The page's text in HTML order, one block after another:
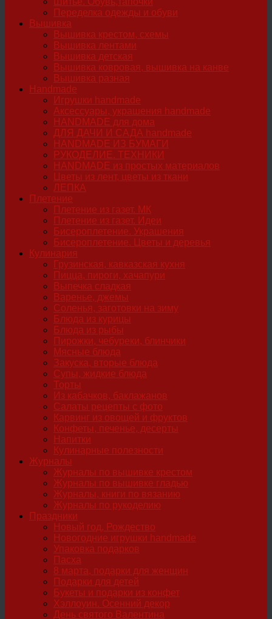
Переделка одежды и обуви
Вышивка
Вышивка крестом, схемы
Вышивка лентами
Вышивка детская
Вышивка ковровая, вышивка на канве
Вышивка разная
Handmade
Игрушки handmade
Аксессуары, украшения handmade
HANDMADE для дома
ДЛЯ ДАЧИ И САДА handmade
HANDMADE ИЗ БУМАГИ
РУКОДЕЛИЕ. ТЕХНИКИ
HANDMADE из простых материалов
Цветы из лент, цветы из ткани
ЛЕПКА
Плетение
Плетение из газет. МК
Плетение из газет. Идеи
Бисероплетение. Украшения
Бисероплетение. Цветы и деревья
Кулинария
Грузинская, кавказская кухня
Пицца, пироги, хачапури
Выпечка сладкая
Варенье, джемы
Соленья, заготовки на зиму
Блюда из курицы
Блюда из рыбы
Пирожки, чебуреки, блинчики
Мясные блюда
Закуска, вторые блюда
Супы, жидкие блюда
Торты
Из кабачков, баклажанов
Салаты рецепты с фото
Карвинг из овощей и фруктов
Конфеты, печенье, десерты
Напитки
Кулинарные полезности
Журналы
Журналы по вышивке крестом
Журналы по вышивке гладью
Журналы, книги по вязанию
Журналы по рукоделию
Праздники
Новый год, Рождество
Новогодние игрушки handmade
Упаковка подарков
Пасха
8 марта, подарки для женщин
Подарки для детей
Букеты и подарки из конфет
Хэллоуин. Осенний декор
День святого Валентина